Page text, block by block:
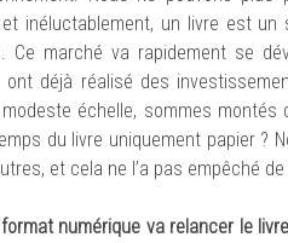
inéluctablement, un livre est un
marché va rapidement se
déjà réalisé des
échelle, sommes montés
du livre uniquement papier ?
et cela ne l’a pas empêché
numérique va relancer le livre